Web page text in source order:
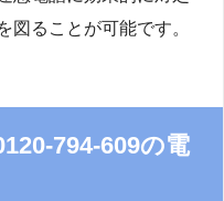
図ることが可能です。
794-609の電